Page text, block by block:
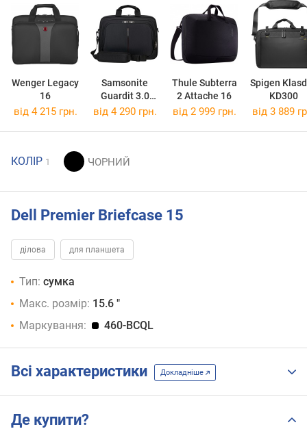
Wenger Legacy
16
Samsonite
Guardit 3.0
14.5L Briefcase
Thule Subterra
2 Attache 16
Spigen
KD300
від 4 215 грн. від 4 290 грн. від 2 999 грн. від 3 889
КОЛІР 1
Dell Premier Briefcase 15
ділова для планшета
Тип: сумка
Макс. розмір: 15.6 "
Маркування:
460-BCQL
Всі характеристики Докладніше
Де купити?